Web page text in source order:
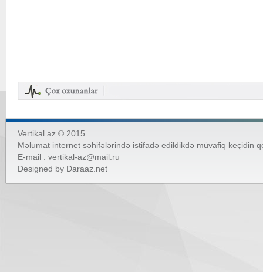
Vertikal.az © 2015
Məlumat internet səhifələrində istifadə edildikdə müvafiq keçidin
E-mail : vertikal-az@mail.ru
Designed by Daraaz.net